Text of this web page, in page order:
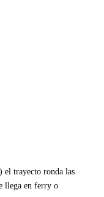
el trayecto ronda las
llega en ferry o